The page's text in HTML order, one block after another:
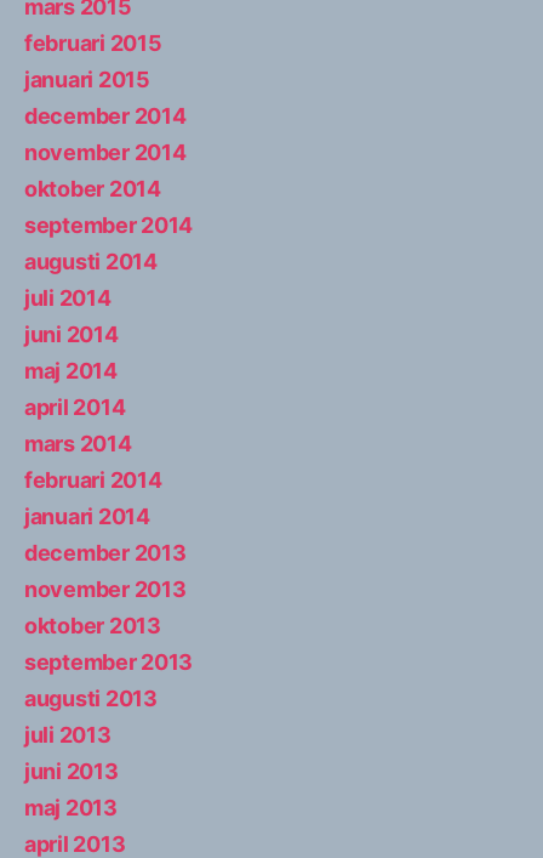
mars 2015
februari 2015
januari 2015
december 2014
november 2014
oktober 2014
september 2014
augusti 2014
juli 2014
juni 2014
maj 2014
april 2014
mars 2014
februari 2014
januari 2014
december 2013
november 2013
oktober 2013
september 2013
augusti 2013
juli 2013
juni 2013
maj 2013
april 2013